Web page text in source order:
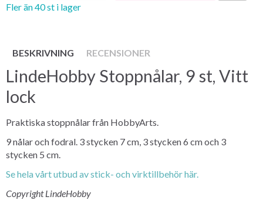
Fler än 40 st i lager
BESKRIVNING RECENSIONER
LindeHobby Stoppnålar, 9 st, Vitt
lock
Praktiska stoppnålar från HobbyArts.
9 nålar och fodral. 3 stycken 7 cm, 3 stycken 6 cm och 3
stycken 5 cm.
Se hela vårt utbud av stick- och virktillbehör här.
Copyright LindeHobby